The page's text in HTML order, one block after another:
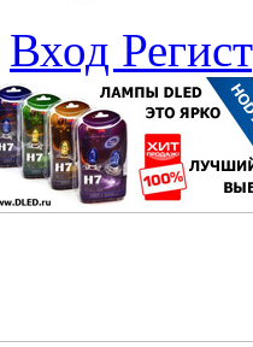
Вход